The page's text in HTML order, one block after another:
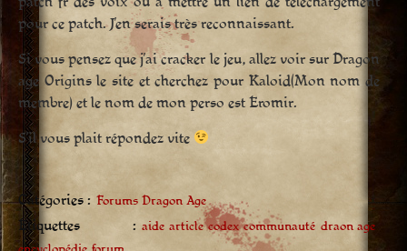
pour ce patch. J’en serais très reconnaissant.
Si vous pensez que j’ai cracker le jeu, allez voir sur Dragon
age Origins le site et cherchez pour Kaloid(Mon nom de
membre) et le nom de mon perso est Eromir.
S’il vous plait répondez vite
Catégories : Forums Dragon Age
Étiquettes : aide article codex communauté draon age